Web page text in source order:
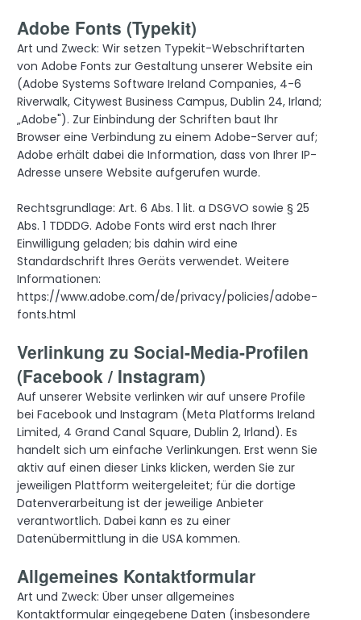
Adobe Fonts (Typekit)
Art und Zweck: Wir setzen Typekit-Webschriftarten
von Adobe Fonts zur Gestaltung unserer Website ein
(Adobe Systems Software Ireland Companies, 4-6
Riverwalk, Citywest Business Campus, Dublin 24, Irland;
„Adobe"). Zur Einbindung der Schriften baut Ihr
Browser eine Verbindung zu einem Adobe-Server auf;
Adobe erhält dabei die Information, dass von Ihrer IP-
Adresse unsere Website aufgerufen wurde.
Rechtsgrundlage: Art. 6 Abs. 1 lit. a DSGVO sowie § 25
Abs. 1 TDDDG. Adobe Fonts wird erst nach Ihrer
Einwilligung geladen; bis dahin wird eine
Standardschrift Ihres Geräts verwendet. Weitere
Informationen:
https://www.adobe.com/de/privacy/policies/adobe-
fonts.html
Verlinkung zu Social-Media-Profilen
(Facebook / Instagram)
Auf unserer Website verlinken wir auf unsere Profile
bei Facebook und Instagram (Meta Platforms Ireland
Limited, 4 Grand Canal Square, Dublin 2, Irland). Es
handelt sich um einfache Verlinkungen. Erst wenn Sie
aktiv auf einen dieser Links klicken, werden Sie zur
jeweiligen Plattform weitergeleitet; für die dortige
Datenverarbeitung ist der jeweilige Anbieter
verantwortlich. Dabei kann es zu einer
Datenübermittlung in die USA kommen.
Allgemeines Kontaktformular
Art und Zweck: Über unser allgemeines
Kontaktformular eingegebene Daten (insbesondere